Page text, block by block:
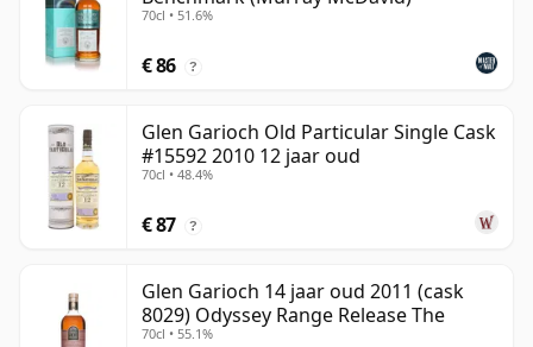
70cl • 51.6%
€ 86 ?
Glen Garioch Old Particular Single Cask
#15592 2010 12 jaar oud
70cl • 48.4%
€ 87 ?
Glen Garioch 14 jaar oud 2011 (cask
8029) Odyssey Range Release The
70cl • 55.1%